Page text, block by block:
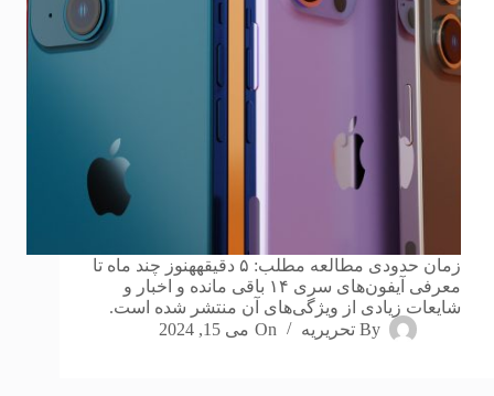
زمان حدودی مطالعه مطلب: ۵ دقیقههنوز چند ماه تا
معرفی آیفون‌های سری ۱۴ باقی مانده و اخبار و
شایعات زیادی از ویژگی‌های آن منتشر شده است.
By تحریریه On می 15, 2024